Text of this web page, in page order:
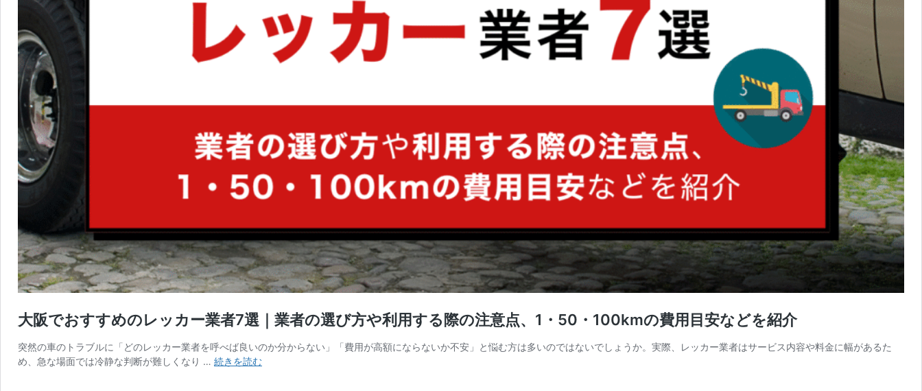
大阪でおすすめのレッカー業者7選｜業者の選び方や利用する際の注意点、1・50・100kmの費用目安などを紹介
突然の車のトラブルに「どのレッカー業者を呼べば良いのか分からない」「費用が高額にならないか不安」と悩む方は多いのではないでしょうか。実際、レッカー業者はサービス内容や料金に幅があるた
め、急な場面では冷静な判断が難しくなり … 続きを読む大